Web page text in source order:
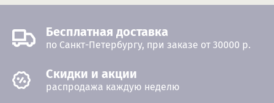
Бесплатная доставка
по Санкт-Петербургу, при заказе от 30000 р.
Cкидки и акции
распродажа каждую неделю